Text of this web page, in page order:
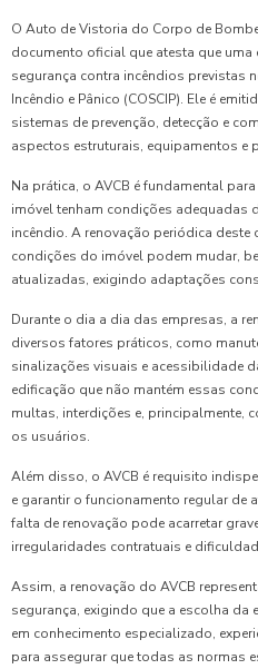
O Auto de Vistoria do Corpo de
documento oficial que atesta que
segurança contra incêndios previstas
Incêndio e Pânico (COSCIP). Ele é
sistemas de prevenção, detecção e
aspectos estruturais, equipamentos e
Na prática, o AVCB é fundamental
imóvel tenham condições adequadas
incêndio. A renovação periódica
condições do imóvel podem mudar,
atualizadas, exigindo adaptações
Durante o dia a dia das empresas, a
diversos fatores práticos, como
sinalizações visuais e acessibilidade
edificação que não mantém essas
multas, interdições e, principalmente,
os usuários.
Além disso, o AVCB é requisito
e garantir o funcionamento regular de
falta de renovação pode acarretar
irregularidades contratuais e
Assim, a renovação do AVCB
segurança, exigindo que a escolha da
em conhecimento especializado,
para assegurar que todas as normas